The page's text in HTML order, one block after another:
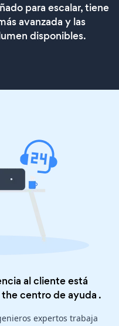
para escalar, tiene
avanzada y las
disponibles.
al cliente está
thecentro de ayuda .
expertos trabaja